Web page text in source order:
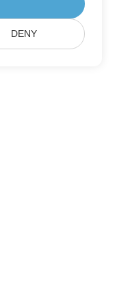
DENY